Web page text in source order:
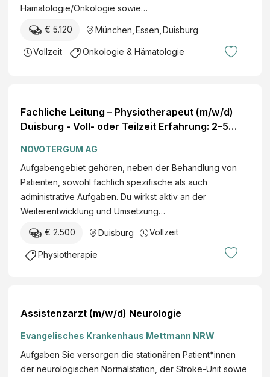
Hämatologie/Onkologie sowie…
€ 5.120 München,Essen,Duisburg
Vollzeit Onkologie & Hämatologie
Fachliche Leitung – Physiotherapeut (m/w/d)
Duisburg - Voll- oder Teilzeit Erfahrung: 2–5
NOVOTERGUM AG
Aufgabengebiet gehören, neben der Behandlung von
Patienten, sowohl fachlich spezifische als auch
administrative Aufgaben. Du wirkst aktiv an der
Weiterentwicklung und Umsetzung…
€ 2.500 Duisburg Vollzeit
Physiotherapie
Assistenzarzt (m/w/d) Neurologie
Evangelisches Krankenhaus Mettmann NRW
Aufgaben Sie versorgen die stationären Patient*innen
der neurologischen Normalstation, der Stroke-Unit sowie